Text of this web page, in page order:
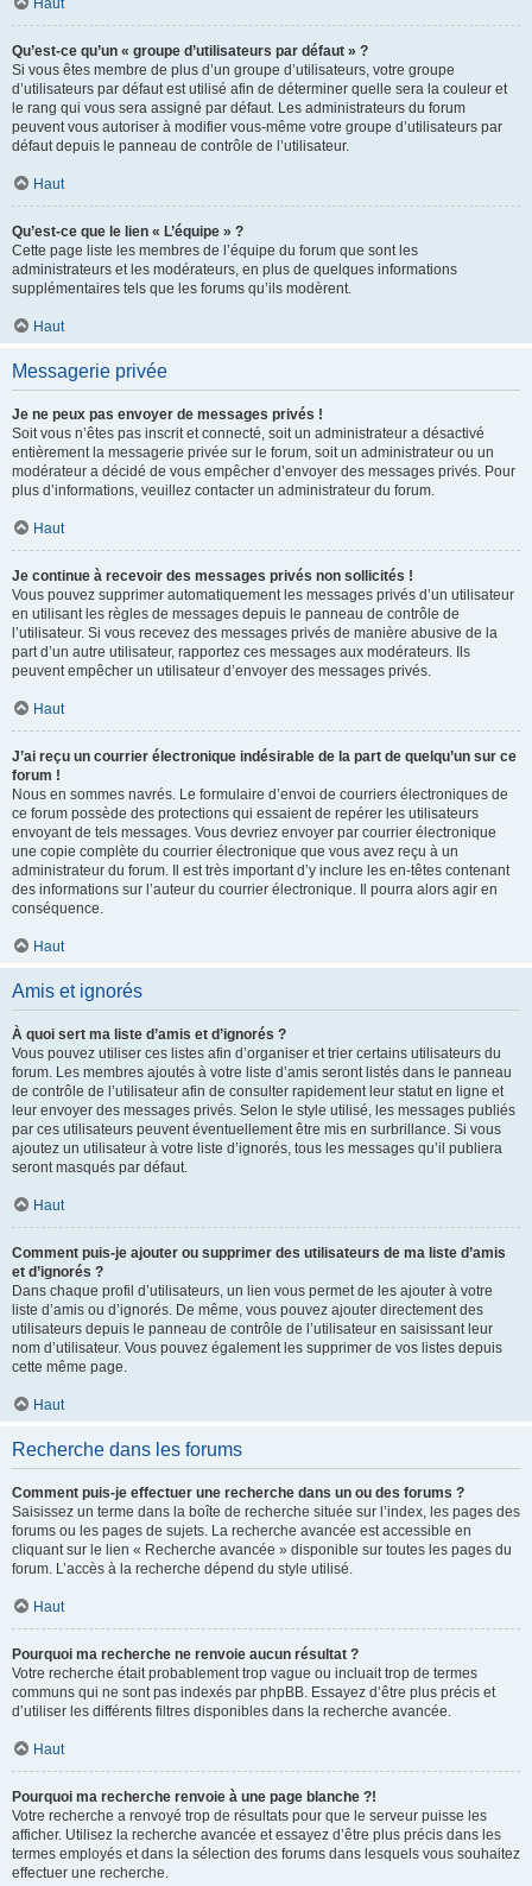
Haut
Qu’est-ce qu’un « groupe d’utilisateurs par défaut » ?
Si vous êtes membre de plus d’un groupe d’utilisateurs, votre groupe
d’utilisateurs par défaut est utilisé afin de déterminer quelle sera la couleur et
le rang qui vous sera assigné par défaut. Les administrateurs du forum
peuvent vous autoriser à modifier vous-même votre groupe d’utilisateurs par
défaut depuis le panneau de contrôle de l’utilisateur.
Haut
Qu’est-ce que le lien « L’équipe » ?
Cette page liste les membres de l’équipe du forum que sont les
administrateurs et les modérateurs, en plus de quelques informations
supplémentaires tels que les forums qu’ils modèrent.
Haut
Messagerie privée
Je ne peux pas envoyer de messages privés !
Soit vous n’êtes pas inscrit et connecté, soit un administrateur a désactivé
entièrement la messagerie privée sur le forum, soit un administrateur ou un
modérateur a décidé de vous empêcher d’envoyer des messages privés. Pour
plus d’informations, veuillez contacter un administrateur du forum.
Haut
Je continue à recevoir des messages privés non sollicités !
Vous pouvez supprimer automatiquement les messages privés d’un utilisateur
en utilisant les règles de messages depuis le panneau de contrôle de
l’utilisateur. Si vous recevez des messages privés de manière abusive de la
part d’un autre utilisateur, rapportez ces messages aux modérateurs. Ils
peuvent empêcher un utilisateur d’envoyer des messages privés.
Haut
J’ai reçu un courrier électronique indésirable de la part de quelqu’un sur ce
forum !
Nous en sommes navrés. Le formulaire d’envoi de courriers électroniques de
ce forum possède des protections qui essaient de repérer les utilisateurs
envoyant de tels messages. Vous devriez envoyer par courrier électronique
une copie complète du courrier électronique que vous avez reçu à un
administrateur du forum. Il est très important d’y inclure les en-têtes contenant
des informations sur l’auteur du courrier électronique. Il pourra alors agir en
conséquence.
Haut
Amis et ignorés
À quoi sert ma liste d’amis et d’ignorés ?
Vous pouvez utiliser ces listes afin d’organiser et trier certains utilisateurs du
forum. Les membres ajoutés à votre liste d’amis seront listés dans le panneau
de contrôle de l’utilisateur afin de consulter rapidement leur statut en ligne et
leur envoyer des messages privés. Selon le style utilisé, les messages publiés
par ces utilisateurs peuvent éventuellement être mis en surbrillance. Si vous
ajoutez un utilisateur à votre liste d’ignorés, tous les messages qu’il publiera
seront masqués par défaut.
Haut
Comment puis-je ajouter ou supprimer des utilisateurs de ma liste d’amis
et d’ignorés ?
Dans chaque profil d’utilisateurs, un lien vous permet de les ajouter à votre
liste d’amis ou d’ignorés. De même, vous pouvez ajouter directement des
utilisateurs depuis le panneau de contrôle de l’utilisateur en saisissant leur
nom d’utilisateur. Vous pouvez également les supprimer de vos listes depuis
cette même page.
Haut
Recherche dans les forums
Comment puis-je effectuer une recherche dans un ou des forums ?
Saisissez un terme dans la boîte de recherche située sur l’index, les pages des
forums ou les pages de sujets. La recherche avancée est accessible en
cliquant sur le lien « Recherche avancée » disponible sur toutes les pages du
forum. L’accès à la recherche dépend du style utilisé.
Haut
Pourquoi ma recherche ne renvoie aucun résultat ?
Votre recherche était probablement trop vague ou incluait trop de termes
communs qui ne sont pas indexés par phpBB. Essayez d’être plus précis et
d’utiliser les différents filtres disponibles dans la recherche avancée.
Haut
Pourquoi ma recherche renvoie à une page blanche ?!
Votre recherche a renvoyé trop de résultats pour que le serveur puisse les
afficher. Utilisez la recherche avancée et essayez d’être plus précis dans les
termes employés et dans la sélection des forums dans lesquels vous souhaitez
effectuer une recherche.